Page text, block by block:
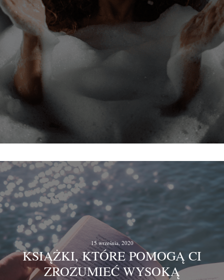
15 września, 2020
KSIĄŻKI, KTÓRE POMOGĄ CI
ZROZUMIEĆ WYSOKĄ